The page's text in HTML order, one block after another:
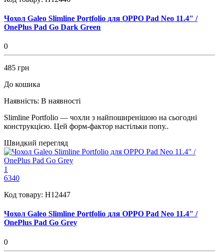
Чохол Galeo Slimline Portfolio для OPPO Pad Neo 11.4" /
OnePlus Pad Go Dark Green
0
485 грн
До кошика
Наявність: В наявності
Slimline Portfolio — чохли з найпоширенішою на сьогодні
конструкцією. Цей форм-фактор настільки попу..
Швидкий перегляд
1
6340
Код товару: H12447
Чохол Galeo Slimline Portfolio для OPPO Pad Neo 11.4" /
OnePlus Pad Go Grey
0